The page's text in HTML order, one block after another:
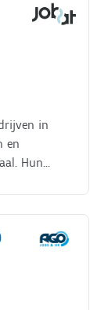
in
en
Hun